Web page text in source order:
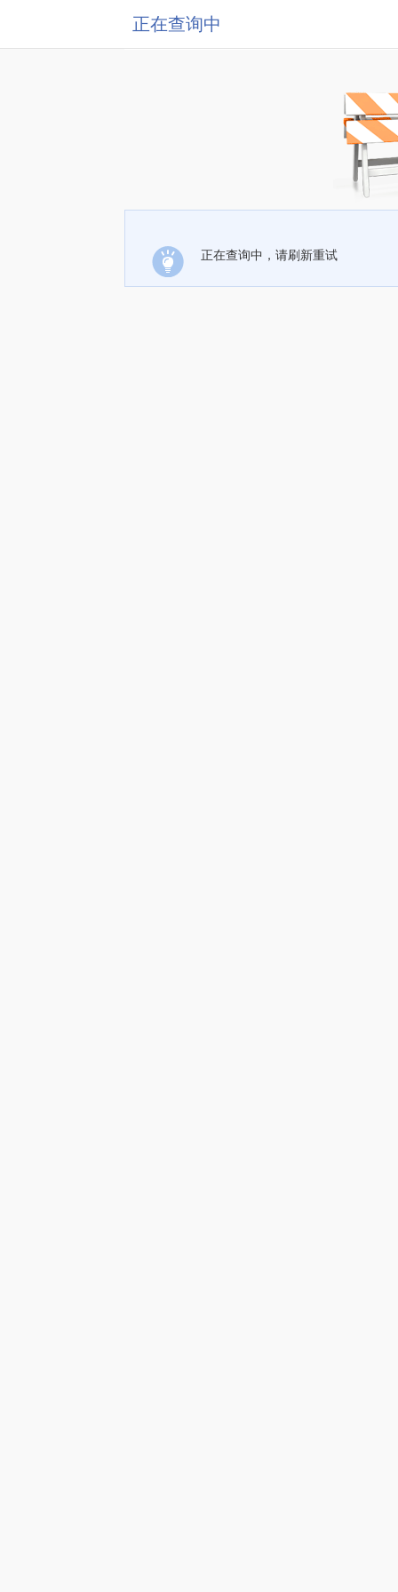
正在查询中
正在查询中，请刷新重试